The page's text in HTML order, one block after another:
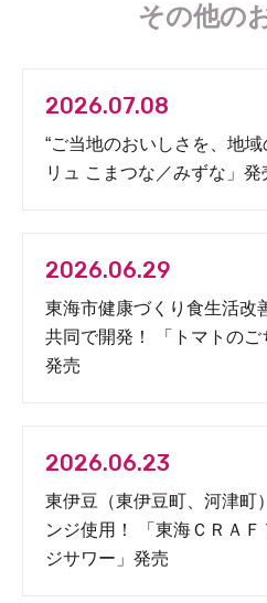
その他の
2026.07.08
“ご当地のおいしさを、地
リュ こまつな／みずな」発
2026.06.29
東海市健康づくり食生活改
共同で開発！ 「トマトの
発売
2026.06.23
東伊豆（東伊豆町、河津町
ンジ使用！ 「東海ＣＲＡ
ジサワー」発売